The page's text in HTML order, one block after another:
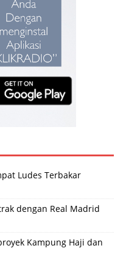
Ludes Terbakar
dengan Real Madrid
Kampung Haji dan